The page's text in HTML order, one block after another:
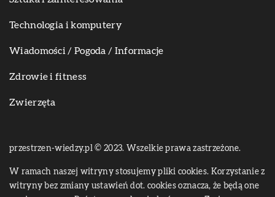
Technologia i komputery
Wiadomości / Pogoda / Informacje
Zdrowie i fitness
Zwierzęta
przestrzen-wiedzy.pl © 2023. Wszelkie prawa zastrzeżone.
W ramach naszej witryny stosujemy pliki cookies. Korzystanie z
witryny bez zmiany ustawień dot. cookies oznacza, że będą one